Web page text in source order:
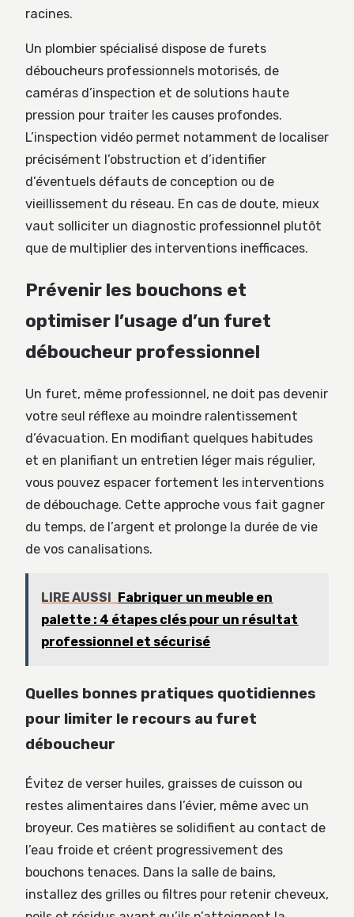
racines.
Un plombier spécialisé dispose de furets
déboucheurs professionnels motorisés, de
caméras d’inspection et de solutions haute
pression pour traiter les causes profondes.
L’inspection vidéo permet notamment de localiser
précisément l’obstruction et d’identifier
d’éventuels défauts de conception ou de
vieillissement du réseau. En cas de doute, mieux
vaut solliciter un diagnostic professionnel plutôt
que de multiplier des interventions inefficaces.
Prévenir les bouchons et
optimiser l’usage d’un furet
déboucheur professionnel
Un furet, même professionnel, ne doit pas devenir
votre seul réflexe au moindre ralentissement
d’évacuation. En modifiant quelques habitudes
et en planifiant un entretien léger mais régulier,
vous pouvez espacer fortement les interventions
de débouchage. Cette approche vous fait gagner
du temps, de l’argent et prolonge la durée de vie
de vos canalisations.
LIRE AUSSI Fabriquer un meuble en
palette : 4 étapes clés pour un résultat
professionnel et sécurisé
Quelles bonnes pratiques quotidiennes
pour limiter le recours au furet
déboucheur
Évitez de verser huiles, graisses de cuisson ou
restes alimentaires dans l’évier, même avec un
broyeur. Ces matières se solidifient au contact de
l’eau froide et créent progressivement des
bouchons tenaces. Dans la salle de bains,
installez des grilles ou filtres pour retenir cheveux,